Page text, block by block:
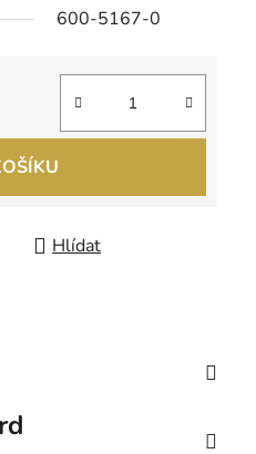
600-5167-0
Hlídat